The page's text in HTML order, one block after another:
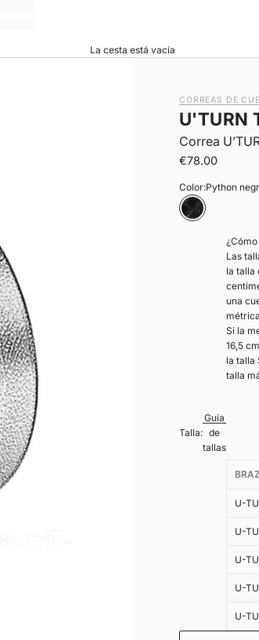
La cesta está vacía
CORREAS DE
Correa
|
U'TURN
Precio de oferta
€78.00
Color:Python
Python negro
Talla:
Guía
de
tallas
Las
la talla
una
Si la
16,5
la talla
talla
U-
U-
U-
U-
U-